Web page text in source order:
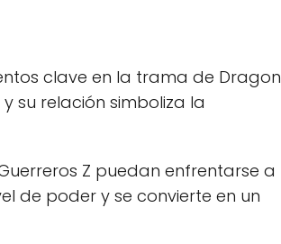
clave en la trama de Dragon
y su relación simboliza la
Z puedan enfrentarse a
de poder y se convierte en un